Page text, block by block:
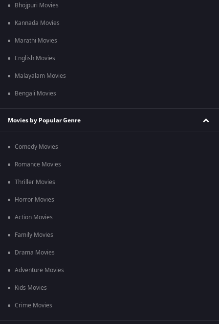
Bhojpuri Movies
Kannada Movies
Marathi Movies
English Movies
Malayalam Movies
Bengali Movies
Movies by Popular Genre
Comedy Movies
Romance Movies
Thriller Movies
Horror Movies
Action Movies
Family Movies
Drama Movies
Adventure Movies
Kids Movies
Crime Movies